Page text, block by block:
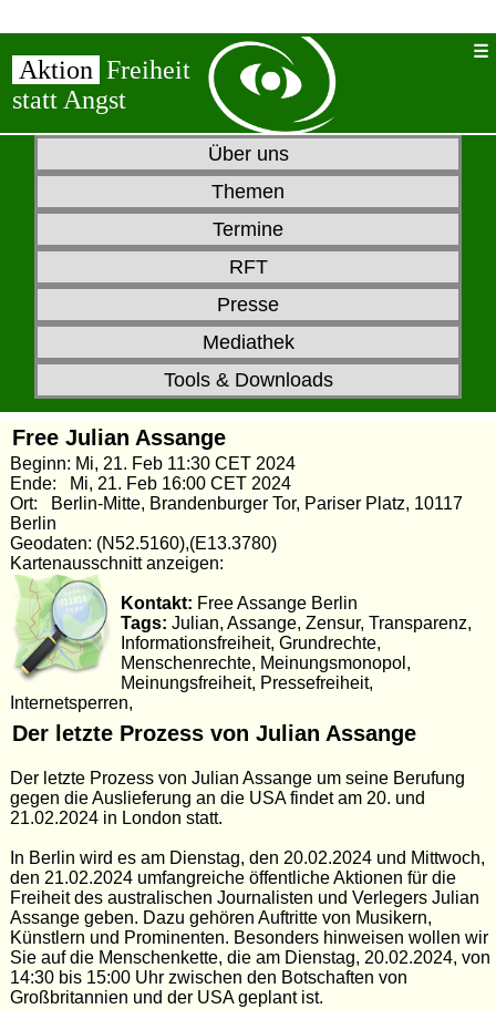
Aktion Freiheit
statt Angst
Über uns
Themen
Termine
RFT
Presse
Mediathek
Tools & Downloads
Free Julian Assange
Beginn: Mi, 21. Feb 11:30 CET 2024
Ende: Mi, 21. Feb 16:00 CET 2024
Ort: Berlin-Mitte, Brandenburger Tor, Pariser Platz, 10117
Berlin
Geodaten: (N52.5160),(E13.3780)
Kartenausschnitt anzeigen:
Kontakt: Free Assange Berlin
Tags: Julian, Assange, Zensur, Transparenz,
Informationsfreiheit, Grundrechte,
Menschenrechte, Meinungsmonopol,
Meinungsfreiheit, Pressefreiheit,
Internetsperren,
Der letzte Prozess von Julian Assange
Der letzte Prozess von Julian Assange um seine Berufung
gegen die Auslieferung an die USA findet am 20. und
21.02.2024 in London statt.
In Berlin wird es am Dienstag, den 20.02.2024 und Mittwoch,
den 21.02.2024 umfangreiche öffentliche Aktionen für die
Freiheit des australischen Journalisten und Verlegers Julian
Assange geben. Dazu gehören Auftritte von Musikern,
Künstlern und Prominenten. Besonders hinweisen wollen wir
Sie auf die Menschenkette, die am Dienstag, 20.02.2024, von
14:30 bis 15:00 Uhr zwischen den Botschaften von
Großbritannien und der USA geplant ist.